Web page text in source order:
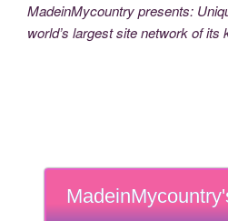
MadeinMycountry presents:
world’s largest site network of its